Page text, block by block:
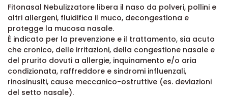
Fitonasal Nebulizzatore libera il naso da polveri, pollini e
altri allergeni, fluidifica il muco, decongestiona e
protegge la mucosa nasale.
È indicato per la prevenzione e il trattamento, sia acuto
che cronico, delle irritazioni, della congestione nasale e
del prurito dovuti a allergie, inquinamento e/o aria
condizionata, raffreddore e sindromi influenzali,
rinosinusiti, cause meccanico-ostruttive (es. deviazioni
del setto nasale).